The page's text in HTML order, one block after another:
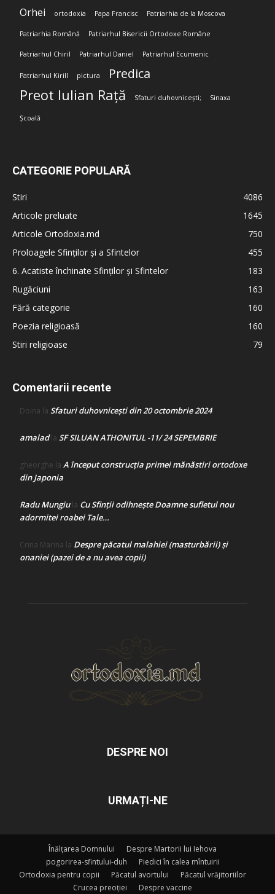
Orhei ortodoxia Papa Francisc Patriarhia de la Moscova
Patriarhia Română Patriarhul Bisericii Ortodoxe Române
Patriarhul Chiril Patriarhul Daniel Patriarhul Ecumenic
Patriarhul Kirill pictura Predica
Preot Iulian Rață Sfaturi duhovnicești; Sinaxa
Școală
CATEGORIE POPULARĂ
Stiri
4086
Articole preluate
1645
Articole Ortodoxia.md
750
Proloagele Sfinților și a Sfintelor
455
6. Acatiste închinate Sfinților și Sfintelor
183
Rugăciuni
163
Fără categorie
160
Poezia religioasă
160
Stiri religioase
79
Comentarii recente
Doina la Sfaturi duhovnicești din 20 octombrie 2024
amaladla SF SILUAN ATHONITUL -11/ 24 SEPEMBRIE
gheorghe la A început construcţia primei mănăstiri ortodoxe
din Japonia
Radu Mungiula Cu Sfinții odihnește Doamne sufletul nou
adormitei roabei Tale…
Crina Marina la Despre păcatul malahiei (masturbării) şi
onaniei (pazei de a nu avea copii)
DESPRE NOI
URMAȚI-NE
Înălțarea Domnului
Despre Martorii lui Iehova
pogorirea-sfintului-duh
Piedici în calea mîntuirii
Ortodoxia pentru copii
Păcatul avortului
Păcatul vrăjitoriilor
Crucea preoției
Despre vaccine